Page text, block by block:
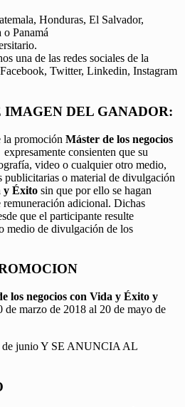
Honduras, El Salvador,
Panamá
una de las redes sociales de la
Twitter, Linkedin, Instagram
IMAGEN DEL GANADOR:
la promoción Máster de los negocios
expresamente consienten que su
video o cualquier otro medio,
publicitarias o material de divulgación
y Éxito sin que por ello se hagan
adicional. Dichas
que el participante resulte
medio de divulgación de los
los negocios con Vida y Éxito y
de marzo de 2018 al 20 de mayo de
junio Y SE ANUNCIA AL